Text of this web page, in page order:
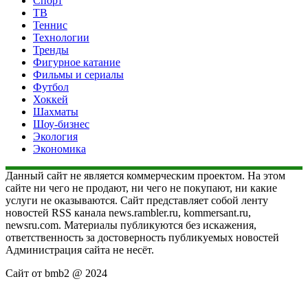
ТВ
Теннис
Технологии
Тренды
Фигурное катание
Фильмы и сериалы
Футбол
Хоккей
Шахматы
Шоу-бизнес
Экология
Экономика
Данный сайт не является коммерческим проектом. На этом
сайте ни чего не продают, ни чего не покупают, ни какие
услуги не оказываются. Сайт представляет собой ленту
новостей RSS канала news.rambler.ru, kommersant.ru,
newsru.com. Материалы публикуются без искажения,
ответственность за достоверность публикуемых новостей
Администрация сайта не несёт.
Сайт от bmb2 @ 2024